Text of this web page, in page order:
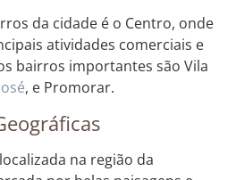
da cidade é o Centro, onde
atividades comerciais e
bairros importantes são Vila
, e Promorar.
na região da